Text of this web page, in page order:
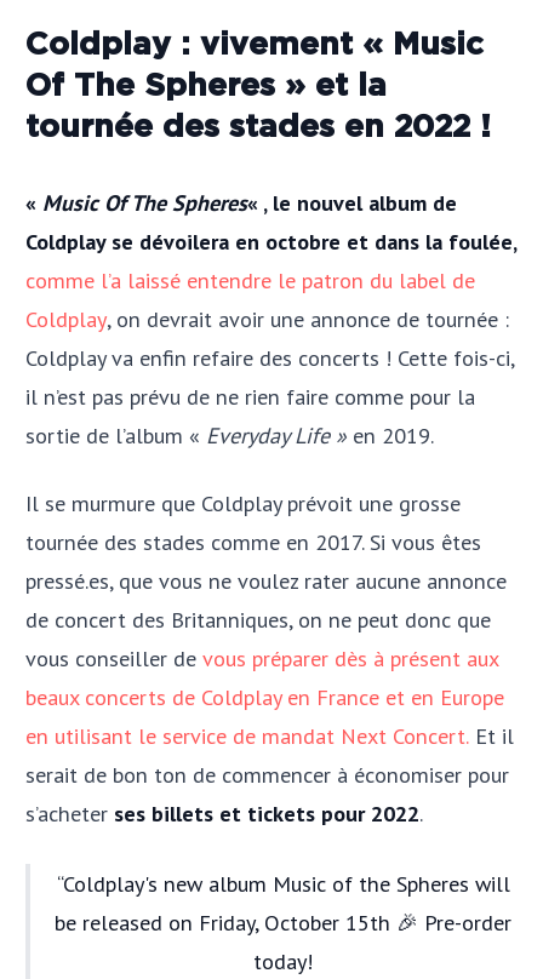
Coldplay : vivement « Music
Of The Spheres » et la
tournée des stades en 2022 !
« Music Of The Spheres« , le nouvel album de
Coldplay se dévoilera en octobre et dans la foulée,
comme l’a laissé entendre le patron du label de
Coldplay, on devrait avoir une annonce de tournée :
Coldplay va enfin refaire des concerts ! Cette fois-ci,
il n’est pas prévu de ne rien faire comme pour la
sortie de l’album « Everyday Life » en 2019.
Il se murmure que Coldplay prévoit une grosse
tournée des stades comme en 2017. Si vous êtes
pressé.es, que vous ne voulez rater aucune annonce
de concert des Britanniques, on ne peut donc que
vous conseiller de vous préparer dès à présent aux
beaux concerts de Coldplay en France et en Europe
en utilisant le service de mandat Next Concert. Et il
serait de bon ton de commencer à économiser pour
s’acheter ses billets et tickets pour 2022.
Coldplay's new album Music of the Spheres will
be released on Friday, October 15th 🎉 Pre-order
today!